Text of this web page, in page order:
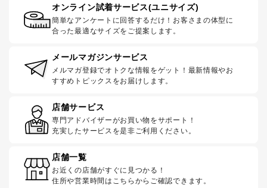
オンライン試着サービス(ユニサイズ)
簡単なアンケートに回答するだけ！お客さまの体型に
合った最適なサイズをご提案します。
メールマガジンサービス
メルマガ登録でオトクな情報をゲット！最新情報やお
すすめトピックスをお届けします。
店舗サービス
専門アドバイザーがお買い物をサポート！
充実したサービスを是非ご利用ください。
店舗一覧
お近くの店舗がすぐに見つかる！
住所や営業時間はこちらからご確認できます。